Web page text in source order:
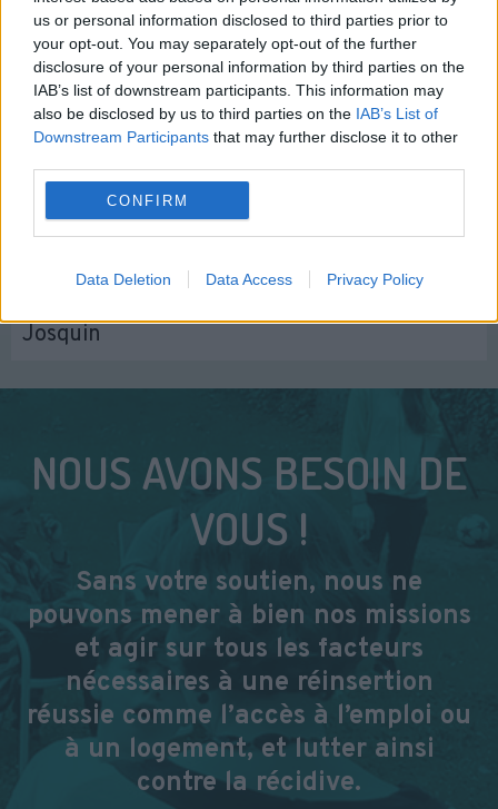
us or personal information disclosed to third parties prior to
your opt-out. You may separately opt-out of the further
disclosure of your personal information by third parties on the
IAB’s list of downstream participants. This information may
also be disclosed by us to third parties on the IAB’s List of
Downstream Participants that may further disclose it to other
CONFIRM
Data Deletion Data Access Privacy Policy
Rencontres avec l'équipe des LHSS mobiles :
Nawal
Josquin
NOUS AVONS BESOIN DE
VOUS !
Sans votre soutien, nous ne
pouvons mener à bien nos missions
et agir sur tous les facteurs
nécessaires à une réinsertion
réussie comme l’accès à l’emploi ou
à un logement, et lutter ainsi
contre la récidive.